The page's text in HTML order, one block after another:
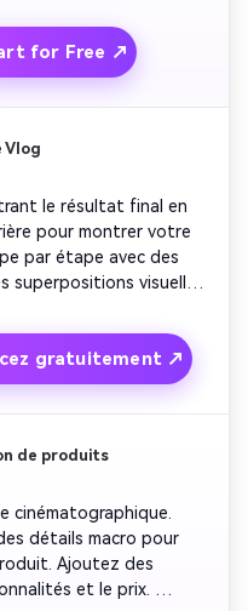
chaque amélioration.
les
propres
for Free ↗
Vlog
le résultat final en
pour montrer votre
par étape avec des
superpositions visuelles
titres pour guider les
les étapes clés
pour stimuler la
gratuitement ↗
de produits
cinématographique.
détails macro pour
Ajoutez des
et le prix.